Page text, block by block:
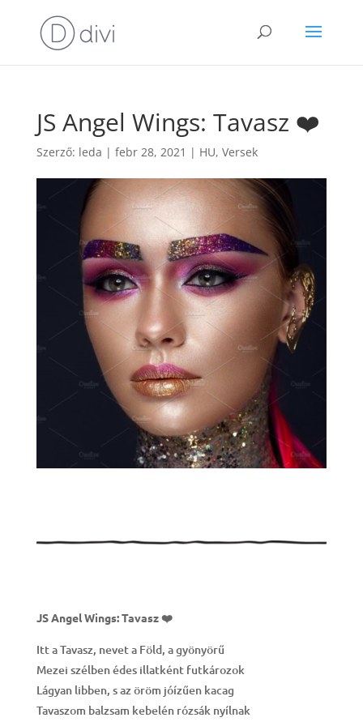
JS Angel Wings: Tavasz ❤️
Szerző: leda | febr 28, 2021 | HU, Versek
JS Angel Wings: Tavasz ❤️
Itt a Tavasz, nevet a Föld, a gyönyörű
Mezei szélben édes illatként futkározok
Lágyan libben, s az öröm jóízűen kacag
Tavaszom balzsam kebelén rózsák nyílnak